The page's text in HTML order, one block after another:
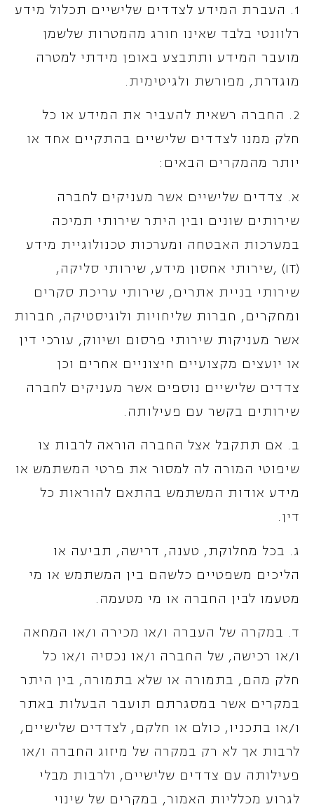
1. העברת המידע לצדדים שלישיים תכלול מידע
רלוונטי בלבד שאינו חורג מהמטרות שלשמן
מועבר המידע ותתבצע באופן מידתי למטרה
מוגדרת, מפורשת ולגיטימית.
2. החברה רשאית להעביר את המידע או כל
חלק ממנו לצדדים שלישיים בהתקיים אחד או
יותר מהמקרים הבאים:
א. צדדים שלישיים אשר מעניקים לחברה
שירותים שונים ובין היתר שירותי תמיכה
במערכות האבטחה ומערכות טכנולוגיית מידע
(IT) ,שירותי אחסון מידע, שירותי סליקה,
שירותי בניית אתרים, שירותי עריכת סקרים
ומחקרים, חברות שליחויות ולוגיסטיקה, חברות
אשר מעניקות שירותי פרסום ושיווק, עורכי דין
או יועצים מקצועיים חיצוניים אחרים וכן
צדדים שלישיים נוספים אשר מעניקים לחברה
שירותים בקשר עם פעילותה.
ב. אם תתקבל אצל החברה הוראה לרבות צו
שיפוטי המורה לה למסור את פרטי המשתמש או
מידע אודות המשתמש בהתאם להוראות כל
דין.
ג. בכל מחלוקת, טענה, דרישה, תביעה או
הליכים משפטיים כלשהם בין המשתמש או מי
מטעמו לבין החברה או מי מטעמה.
ד. במקרה של העברה ו/או מכירה ו/או המחאה
ו/או רכישה, של החברה ו/או נכסיה ו/או כל
חלק מהם, בתמורה או שלא בתמורה, בין היתר
במקרים אשר במסגרתם תועבר הבעלות באתר
ו/או בתכניו, כולם או חלקם, לצדדים שלישיים,
לרבות אך לא רק במקרה של מיזוג החברה ו/או
פעילותה עם צדדים שלישיים, ולרבות מבלי
לגרוע מכלליות האמור, במקרים של שינוי